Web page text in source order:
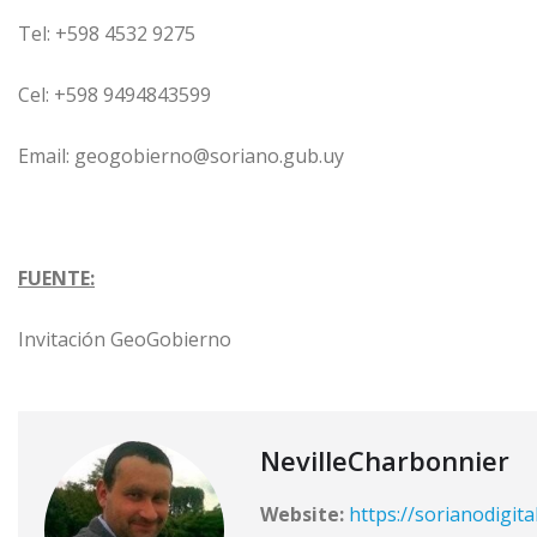
Tel: +598 4532 9275
Cel: +598 9494843599
Email: geogobierno@soriano.gub.uy
FUENTE:
Invitación GeoGobierno
NevilleCharbonnier
Website: https://